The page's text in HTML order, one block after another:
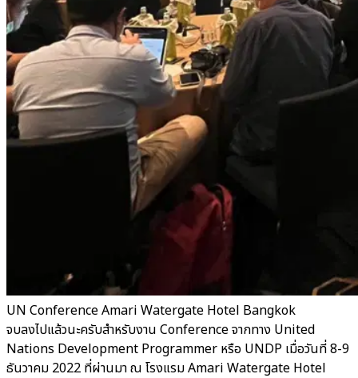
UN Conference Amari Watergate Hotel Bangkok
จบลงไปแล้วนะครับสำหรับงาน Conference จากทาง United
Nations Development Programmer หรือ UNDP เมื่อวันที่ 8-9
ธันวาคม 2022 ที่ผ่านมา ณ โรงแรม Amari Watergate Hotel